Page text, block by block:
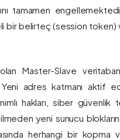
tamamen
bir belirteç (session token)
Master-Slave
Yeni adres katmanı aktif
hakları, siber
yeni sunucu
herhangi bir